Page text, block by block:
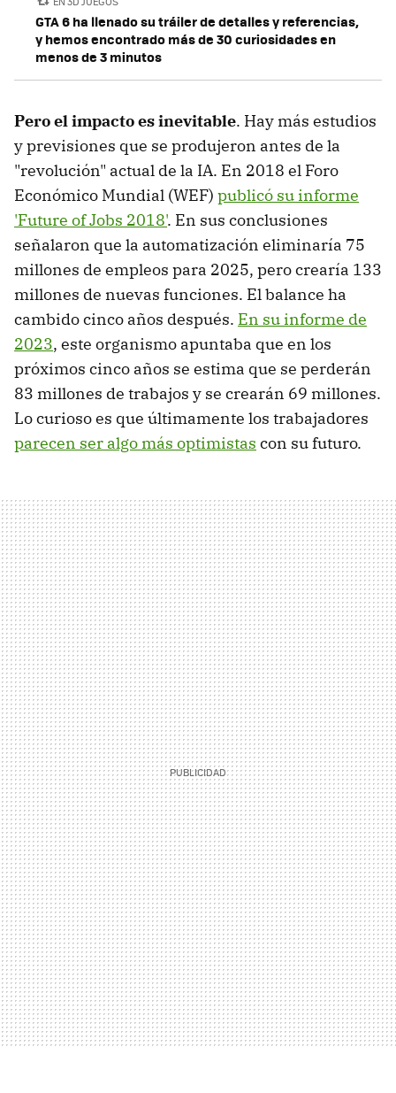
GTA 6 ha llenado su tráiler de detalles y referencias,
y hemos encontrado más de 30 curiosidades en
menos de 3 minutos
Pero el impacto es inevitable. Hay más estudios
y previsiones que se produjeron antes de la
"revolución" actual de la IA. En 2018 el Foro
Económico Mundial (WEF) publicó su informe
'Future of Jobs 2018'. En sus conclusiones
señalaron que la automatización eliminaría 75
millones de empleos para 2025, pero crearía 133
millones de nuevas funciones. El balance ha
cambido cinco años después. En su informe de
2023, este organismo apuntaba que en los
próximos cinco años se estima que se perderán
83 millones de trabajos y se crearán 69 millones.
Lo curioso es que últimamente los trabajadores
parecen ser algo más optimistas con su futuro.